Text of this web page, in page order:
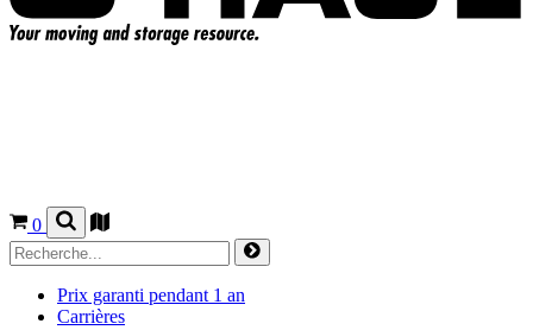
0
Prix garanti pendant 1 an
Carrières